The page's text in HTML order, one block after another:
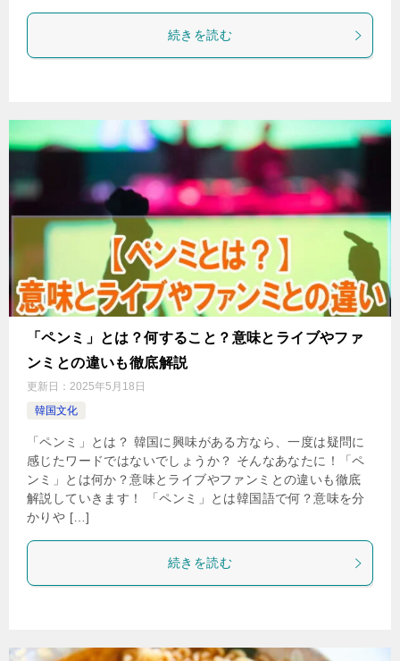
続きを読む
「ペンミ」とは？何すること？意味とライブやファ
ンミとの違いも徹底解説
更新日： 2025年5月18日
韓国文化
「ペンミ」とは？ 韓国に興味がある方なら、一度は疑問に
感じたワードではないでしょうか？ そんなあなたに！「ペ
ンミ」とは何か？意味とライブやファンミとの違いも徹底
解説していきます！ 「ペンミ」とは韓国語で何？意味を分
かりや […]
続きを読む